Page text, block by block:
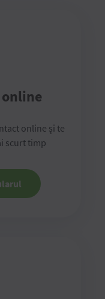
online și te
scurt timp